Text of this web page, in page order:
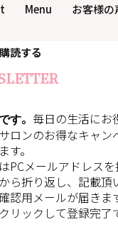
Menu お客様の
読する
す。 毎日の生活にお
ロンのお得なキャン
す。
PCメールアドレスを
ら折り返し、記載頂
認用メールが届きま
リックして登録完了